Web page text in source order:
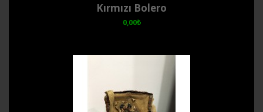
Kırmızı Bolero
0,00₺